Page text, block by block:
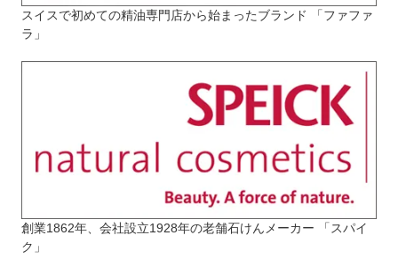
スイスで初めての精油専門店から始まったブランド 「ファファ
ラ」
創業1862年、会社設立1928年の老舗石けんメーカー 「スパイ
ク」